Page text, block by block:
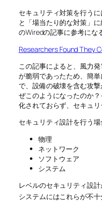
セキュリティ対策を行う
と「場当たり的な対策」
のWiredの記事に参考にな
Researchers Found They
この記事によると、風力
が脆弱であったため、簡
で、設備の破壊を含む攻
ぜこのようになったのか
化されておらず、セキュリ
セキュリティ設計を行う
物理
ネットワーク
ソフトウェア
システム
レベルのセキュリティ設
システムにはこれらが不